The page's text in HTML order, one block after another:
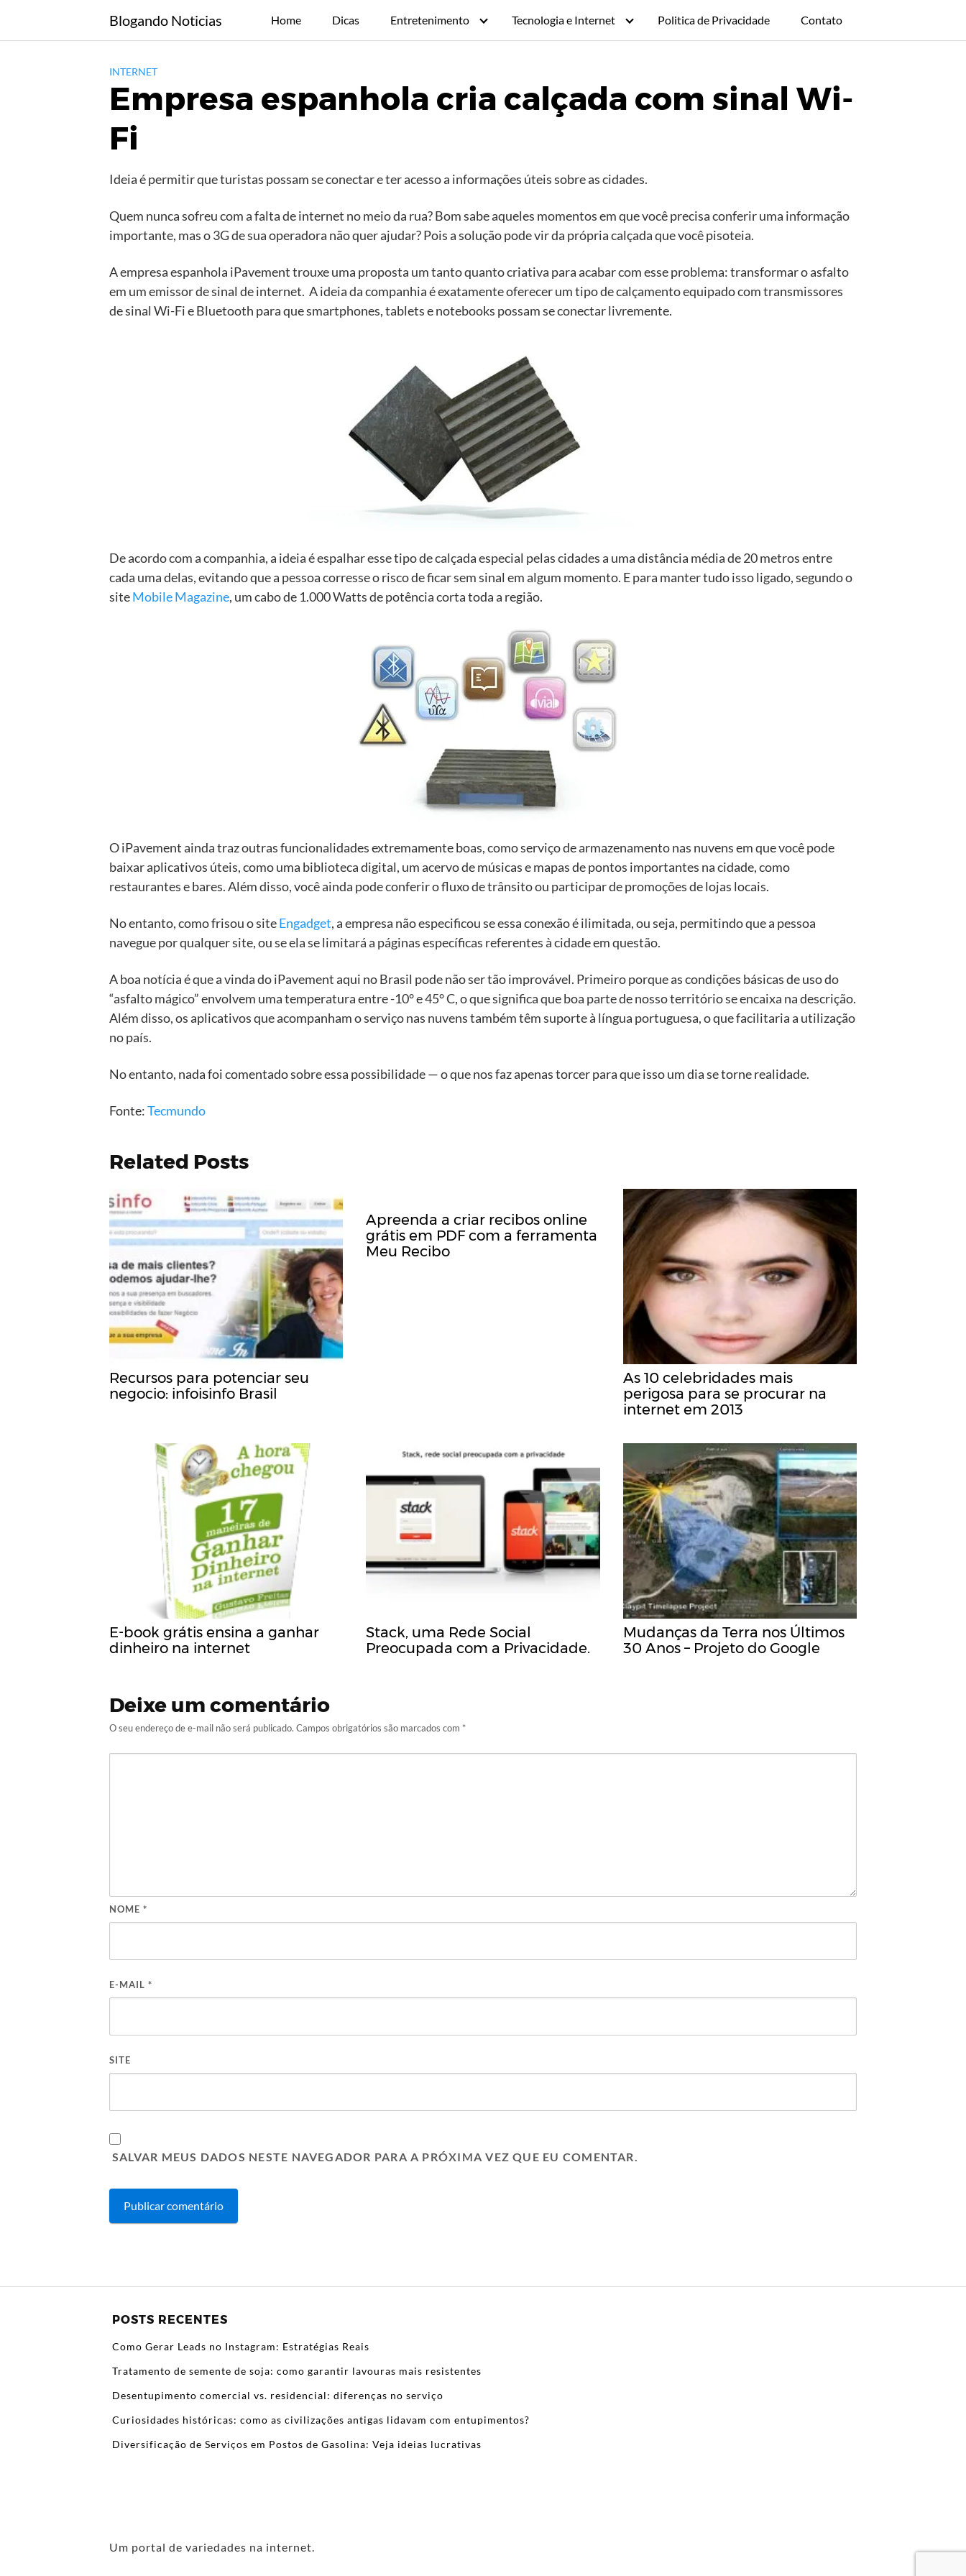
content
Blogando Noticias Home Dicas Entretenimento Tecnologia e Internet Politica de Privacidade Contato
INTERNET
Empresa espanhola cria calçada com sinal Wi-
Fi
Ideia é permitir que turistas possam se conectar e ter acesso a informações úteis sobre as cidades.
Quem nunca sofreu com a falta de internet no meio da rua? Bom sabe aqueles momentos em que você precisa conferir uma informação
importante, mas o 3G de sua operadora não quer ajudar? Pois a solução pode vir da própria calçada que você pisoteia.
A empresa espanhola iPavement trouxe uma proposta um tanto quanto criativa para acabar com esse problema: transformar o asfalto
em um emissor de sinal de internet. A ideia da companhia é exatamente oferecer um tipo de calçamento equipado com transmissores
de sinal Wi-Fi e Bluetooth para que smartphones, tablets e notebooks possam se conectar livremente.
De acordo com a companhia, a ideia é espalhar esse tipo de calçada especial pelas cidades a uma distância média de 20 metros entre
cada uma delas, evitando que a pessoa corresse o risco de ficar sem sinal em algum momento. E para manter tudo isso ligado, segundo o
siteMobile Magazine, um cabo de 1.000 Watts de potência corta toda a região.
O iPavement ainda traz outras funcionalidades extremamente boas, como serviço de armazenamento nas nuvens em que você pode
baixar aplicativos úteis, como uma biblioteca digital, um acervo de músicas e mapas de pontos importantes na cidade, como
restaurantes e bares. Além disso, você ainda pode conferir o fluxo de trânsito ou participar de promoções de lojas locais.
No entanto, como frisou o siteEngadget, a empresa não especificou se essa conexão é ilimitada, ou seja, permitindo que a pessoa
navegue por qualquer site, ou se ela se limitará a páginas específicas referentes à cidade em questão.
A boa notícia é que a vinda do iPavement aqui no Brasil pode não ser tão improvável. Primeiro porque as condições básicas de uso do
“asfalto mágico” envolvem uma temperatura entre -10° e 45° C, o que significa que boa parte de nosso território se encaixa na descrição.
Além disso, os aplicativos que acompanham o serviço nas nuvens também têm suporte à língua portuguesa, o que facilitaria a utilização
no país.
No entanto, nada foi comentado sobre essa possibilidade — o que nos faz apenas torcer para que isso um dia se torne realidade.
Fonte:Tecmundo
Related Posts
Recursos para potenciar seu
negocio: infoisinfo Brasil
Apreenda a criar recibos online
grátis em PDF com a ferramenta
Meu Recibo
As 10 celebridades mais
perigosa para se procurar na
internet em 2013
E-book grátis ensina a ganhar
dinheiro na internet
Stack, uma Rede Social
Preocupada com a Privacidade.
Mudanças da Terra nos Últimos
30 Anos – Projeto do Google
Deixe um comentário
O seu endereço de e-mail não será publicado. Campos obrigatórios são marcados com *
NOME *
E-MAIL *
SITE
SALVAR MEUS DADOS NESTE NAVEGADOR PARA A PRÓXIMA VEZ QUE EU COMENTAR.
POSTS RECENTES
Como Gerar Leads no Instagram: Estratégias Reais
Tratamento de semente de soja: como garantir lavouras mais resistentes
Desentupimento comercial vs. residencial: diferenças no serviço
Curiosidades históricas: como as civilizações antigas lidavam com entupimentos?
Diversificação de Serviços em Postos de Gasolina: Veja ideias lucrativas
Um portal de variedades na internet.